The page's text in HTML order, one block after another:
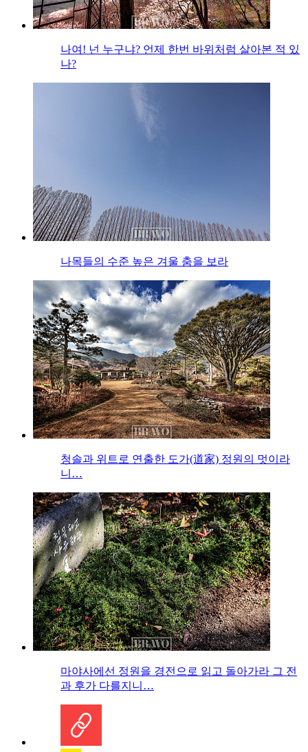
나여! 넌 누구냐? 언제 한번 바위처럼 살아본 적 있
나?
나목들의 수준 높은 겨울 춤을 보라
청솔과 위트로 연출한 도가(道家) 정원의 멋이라
니…
마야사에선 정원을 경전으로 읽고 돌아가라 그 전
과 후가 다를지니…